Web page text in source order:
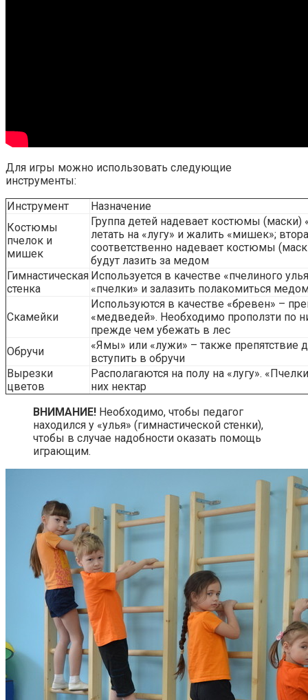
Для игры можно использовать следующие
инструменты:
Инструмент
Назначение
Костюмы
пчелок и
мишек
Группа детей надевает костюмы (маски)
летать на «лугу» и жалить «мишек»;
соответственно надевает костюмы
будут лазить за медом
Гимнастическая
стенка
Используется в качестве «пчелиного
«пчелки» и залазить полакомиться
Скамейки
Используются в качестве «бревен» –
«медведей». Необходимо проползти по
прежде чем убежать в лес
Обручи
«Ямы» или «лужи» – также препятствие
вступить в обручи
Вырезки
цветов
Располагаются на полу на «лугу».
них нектар
ВНИМАНИЕ! Необходимо, чтобы педагог
находился у «улья» (гимнастической стенки),
чтобы в случае надобности оказать помощь
играющим.